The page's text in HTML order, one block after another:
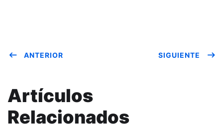
ANTERIOR SIGUIENTE
Artículos
Relacionados